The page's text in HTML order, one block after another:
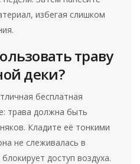
избегая слишком
траву
деки?
бесплатная
трава должна быть
Кладите её тонкими
не слеживалась в
доступ воздуха.